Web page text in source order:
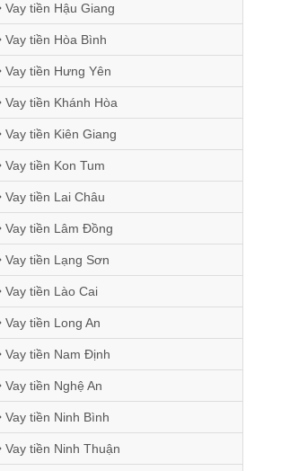
Vay tiền Hậu Giang
Vay tiền Hòa Bình
Vay tiền Hưng Yên
Vay tiền Khánh Hòa
Vay tiền Kiên Giang
Vay tiền Kon Tum
Vay tiền Lai Châu
Vay tiền Lâm Đồng
Vay tiền Lạng Sơn
Vay tiền Lào Cai
Vay tiền Long An
Vay tiền Nam Định
Vay tiền Nghệ An
Vay tiền Ninh Bình
Vay tiền Ninh Thuận